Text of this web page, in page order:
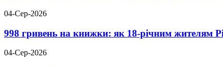
04-Сер-2026
998 гривень на книжки: як 18-річним жителям
04-Сер-2026